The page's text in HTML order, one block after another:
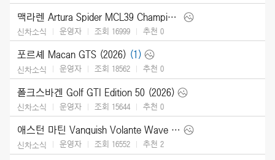
맥라렌 Artura Spider MCL39 Championship Edition (2026)
신차소식 운영자 조회 16999 추천 0
포르셰 Macan GTS (2026) (1)
신차소식 운영자 조회 18562 추천 0
폴크스바겐 Golf GTI Edition 50 (2026)
신차소식 운영자 조회 15644 추천 0
애스턴 마틴 Vanquish Volante Wave Edition (2026)
신차소식 운영자 조회 16552 추천 2